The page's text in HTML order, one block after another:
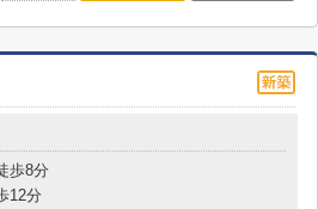
歩8分
12分